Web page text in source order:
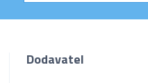
Dodavatel